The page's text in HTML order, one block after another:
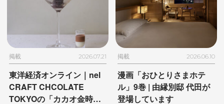
掲載 2026.07.21
東洋経済オンライン｜ nel
CRAFT CHCOLATE
TOKYOの 「カカオ金時」
掲載 2026.06.10
漫画「おひとりさまホテ
ル」9巻 | 由縁別邸 代田が
登場しています